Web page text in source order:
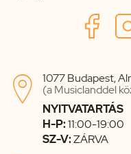

1077 Budapest,
(a Musiclanddel
NYITVATARTÁS
H-P:11:00-19:00
SZ-V:ZÁRVA